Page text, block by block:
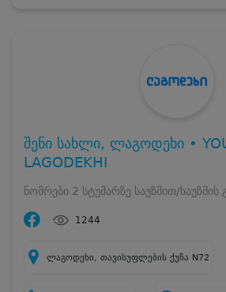
შენი სახლი, ლაგოდეხი •
LAGODEKHI
ნომრები 2 სტუმარზე საუზმით/
1244
ლაგოდეხი, თავისუფლების ქუჩა N72